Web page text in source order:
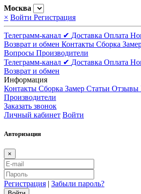
Москва
× Войти Регистрация
Телеграмм-канал ✔ Доставка Оплата
Возврат и обмен Контакты Сборка
Вопросы Производители
Телеграмм-канал ✔ Доставка Оплата
Возврат и обмен
Информация
Контакты Сборка Замер Статьи Отзывы
Производители
Заказать звонок
Личный кабинет Войти
Авторизация
×
Регистрация | Забыли пароль?